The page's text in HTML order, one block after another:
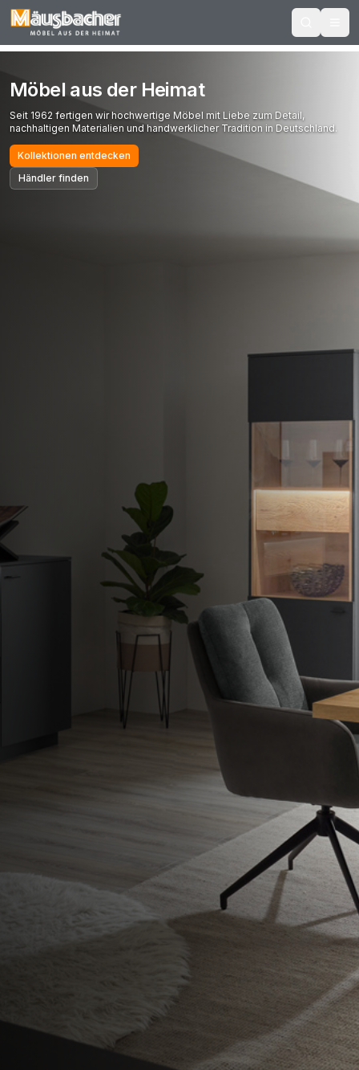
Möbel aus der Heimat
Seit 1962 fertigen wir hochwertige Möbel mit Liebe zum Detail,
nachhaltigen Materialien und handwerklicher Tradition in Deutschland.
Kollektionen entdecken
Händler finden